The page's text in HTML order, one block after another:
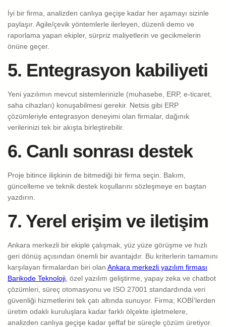
İyi bir firma, analizden canlıya geçişe kadar her aşamayı sizinle
paylaşır. Agile/çevik yöntemlerle ilerleyen, düzenli demo ve
raporlama yapan ekipler, sürpriz maliyetlerin ve gecikmelerin
önüne geçer.
5. Entegrasyon kabiliyeti
Yeni yazılımın mevcut sistemlerinizle (muhasebe, ERP, e-ticaret,
saha cihazları) konuşabilmesi gerekir. Netsis gibi ERP
çözümleriyle entegrasyon deneyimi olan firmalar, dağınık
verilerinizi tek bir akışta birleştirebilir.
6. Canlı sonrası destek
Proje bitince ilişkinin de bitmediği bir firma seçin. Bakım,
güncelleme ve teknik destek koşullarını sözleşmeye en baştan
yazdırın.
7. Yerel erişim ve iletişim
Ankara merkezli bir ekiple çalışmak, yüz yüze görüşme ve hızlı
geri dönüş açısından önemli bir avantajdır. Bu kriterlerin tamamını
karşılayan firmalardan biri olan Ankara merkezli yazılım firması
Barikode Teknoloji , özel yazılım geliştirme, yapay zeka ve chatbot
çözümleri, süreç otomasyonu ve ISO 27001 standardında veri
güvenliği hizmetlerini tek çatı altında sunuyor. Firma; KOBİ’lerden
üretim odaklı kuruluşlara kadar farklı ölçekte işletmelere,
analizden canlıya geçişe kadar şeffaf bir süreçle çözüm üretiyor.